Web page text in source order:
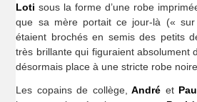
Loti sous la forme d’une robe
que sa mère portait ce jour-là («
étaient brochés en semis des petits
très brillante qui figuraient absolument
désormais place à une stricte robe noire.
Les copains de collège, André et